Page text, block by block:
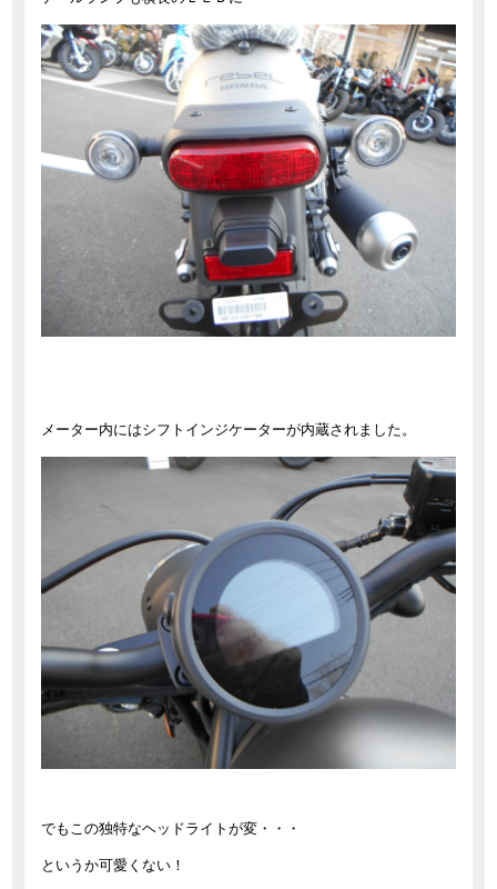
メーター内にはシフトインジケーターが内蔵されました。
でもこの独特なヘッドライトが変・・・
というか可愛くない！